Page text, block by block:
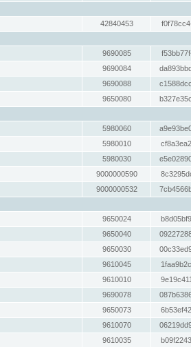
42840453
9690085
9690084
9690088
9650080
5980060
5980010
5980030
9000000590
9000000532
9650024
9650040
9650030
9610045
9610010
9690078
9650073
9610070
9610035